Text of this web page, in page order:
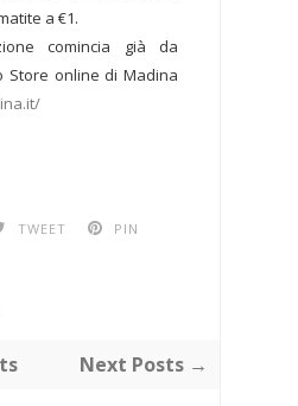
a €1.
comincia già da
Store online di Madina
TWEET
PIN
Next Posts →